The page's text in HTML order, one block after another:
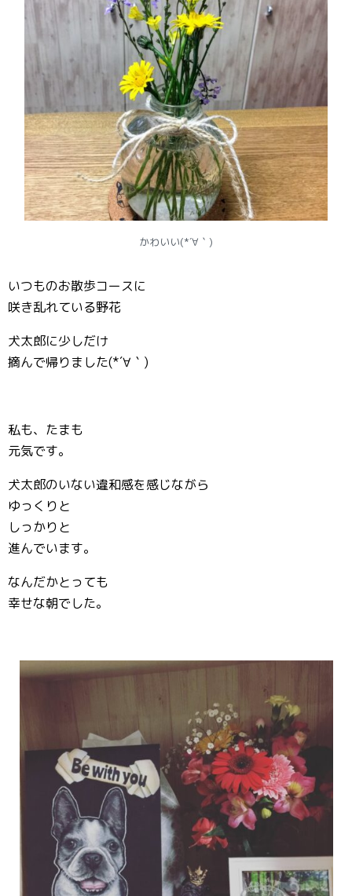
かわいい(*´∀｀)
いつものお散歩コースに
咲き乱れている野花
犬太郎に少しだけ
摘んで帰りました(*´∀｀)
私も、たまも
元気です。
犬太郎のいない違和感を感じながら
ゆっくりと
しっかりと
進んでいます。
なんだかとっても
幸せな朝でした。